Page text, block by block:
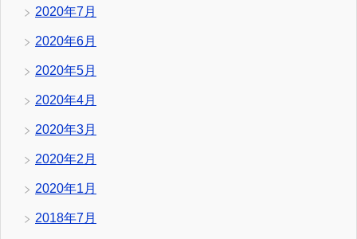
2020年7月
2020年6月
2020年5月
2020年4月
2020年3月
2020年2月
2020年1月
2018年7月